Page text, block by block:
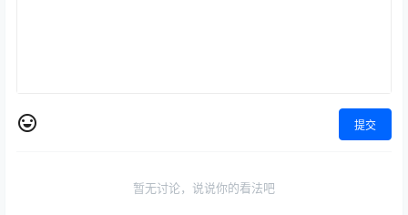
提交
暂无讨论，说说你的看法吧